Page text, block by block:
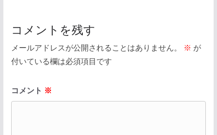
コメントを残す
メールアドレスが公開されることはありません。 ※ が
付いている欄は必須項目です
コメント ※